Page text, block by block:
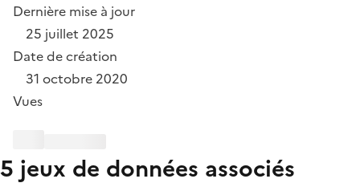
Dernière mise à jour
25 juillet 2025
Date de création
31 octobre 2020
Vues
5 jeux de données associés